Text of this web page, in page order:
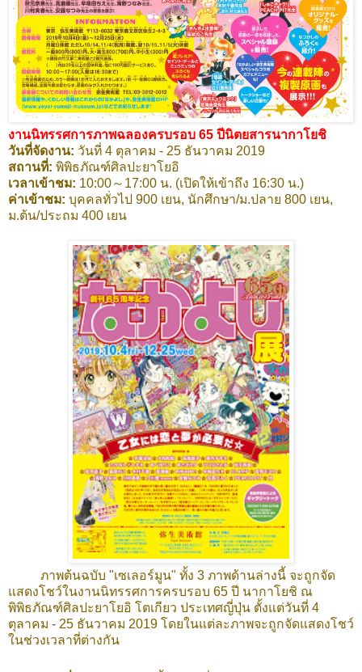
งานนิทรรศการภาพฉลองครบรอบ 65 ปีนิตยสารนากาโยชิ
วันที่จัดงาน: วันที่ 4 ตุลาคม - 25 ธันวาคม 2019
สถานที่: พิพิธภัณฑ์ศิลปะยาโยอิ
เวลาเข้าชม: 10:00～17:00 น. (เปิดให้เข้าถึง 16:30 น.)
ค่าเข้าชม: บุคคลทั่วไป 900 เยน, นักศึกษา/ม.ปลาย 800 เยน,
ม.ต้น/ประถม 400 เยน
ภาพต้นฉบับ "เซเลอร์มูน" ทั้ง 3 ภาพด้านล่างนี้ จะถูกจัด
แสดงโชว์ในงานนิทรรศการครบรอบ 65 ปี นากาโยชิ ณ
พิพิธภัณฑ์ศิลปะยาโยอิ โตเกียว ประเทศญี่ปุ่น ตั้งแต่วันที่ 4
ตุลาคม - 25 ธันวาคม 2019 โดยในแต่ละภาพจะถูกจัดแสดงโชว์
ในช่วงเวลาที่ต่างกัน